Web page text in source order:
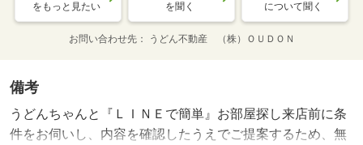
をもっと見たい を聞く について聞く
お問い合わせ先 うどん不動産 （株）ＯＵＤＯＮ
備考
うどんちゃんと『ＬＩＮＥで簡単』お部屋探し来店前に条
件をお伺いし、内容を確認したうえでご提案するため、無